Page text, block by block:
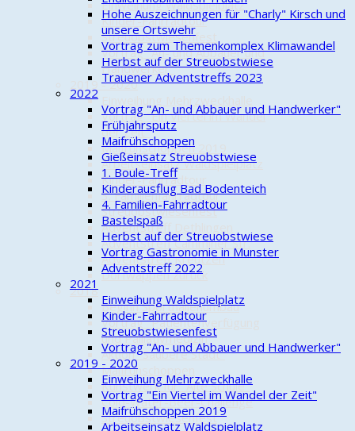
Einweihung Waldspielplatz
Kinder-Fahrradtour
Streuobstwiesenfest
Vortrag "An- und Abbauer und
Handwerker"
2019 - 2020
Vortrag "Ein Viertel im Wandel
der Zeit"
Maifrühschoppen 2019
Arbeitseinsatz Waldspielplatz
Kinder-Fahrradtour
3. Familienfahrradtour
Streuobstwiesenfest
Adventstreff Dethlingen
Adventstreff Camminer Str.
Adventstreff Kreutzen
Dorfwappen zurück
2018
Beginn Sporthallenumbau
Vortrag "Patientenverfügung
und Palliativmedizin"
Aktion "Saubere Stadt"
Maifrühschoppen
Kunstwerk für "Alte Schule"
Cold-Water-Beer-Challenge
Streuobstwiesenfest
Hohe Auszeichnungen für "Charly" Kirsch und
unsere Ortswehr
Vortrag zum Themenkomplex Klimawandel
Herbst auf der Streuobstwiese
Trauener Adventstreffs 2023
2022
Vortrag "An- und Abbauer und Handwerker"
Frühjahrsputz
Maifrühschoppen
Gießeinsatz Streuobstwiese
1. Boule-Treff
Kinderausflug Bad Bodenteich
4. Familien-Fahrradtour
Bastelspaß
Herbst auf der Streuobstwiese
Vortrag Gastronomie in Munster
Adventstreff 2022
2021
Einweihung Waldspielplatz
Kinder-Fahrradtour
Streuobstwiesenfest
Vortrag "An- und Abbauer und Handwerker"
2019 - 2020
Einweihung Mehrzweckhalle
Vortrag "Ein Viertel im Wandel der Zeit"
Maifrühschoppen 2019
Arbeitseinsatz Waldspielplatz